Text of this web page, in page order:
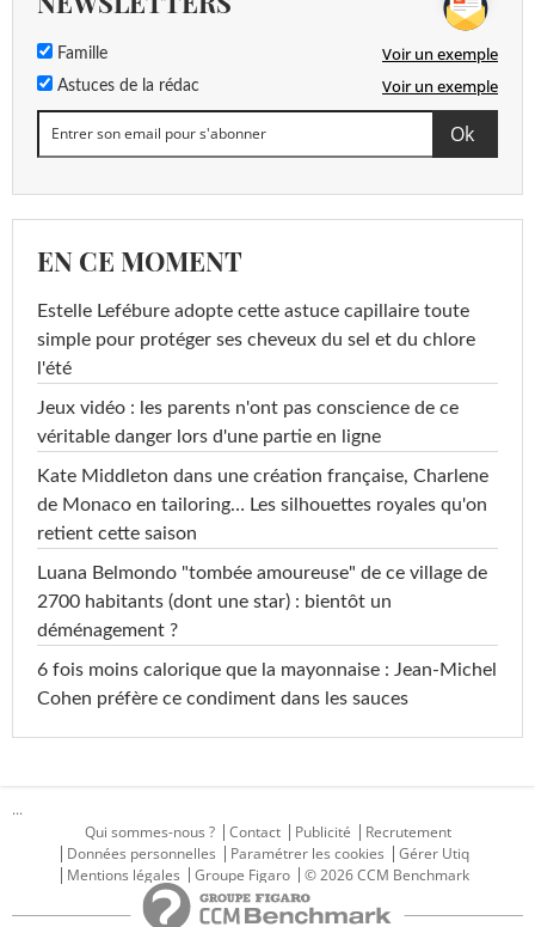
Famille Voir un exemple
Astuces de la rédac Voir un exemple
EN CE MOMENT
Estelle Lefébure adopte cette astuce capillaire toute
simple pour protéger ses cheveux du sel et du chlore
l'été
Jeux vidéo : les parents n'ont pas conscience de ce
véritable danger lors d'une partie en ligne
Kate Middleton dans une création française, Charlene
de Monaco en tailoring… Les silhouettes royales qu'on
retient cette saison
Luana Belmondo "tombée amoureuse" de ce village de
2700 habitants (dont une star) : bientôt un
déménagement ?
6 fois moins calorique que la mayonnaise : Jean-Michel
Cohen préfère ce condiment dans les sauces
...
Qui sommes-nous ?
Contact Publicité
Recrutement
Données personnelles
Paramétrer les cookies
Gérer Utiq
Mentions légales
Groupe Figaro © 2026 CCM Benchmark